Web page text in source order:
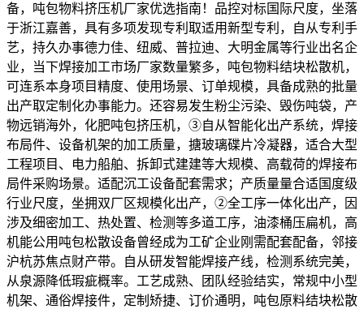
备，吨包物料挤压机厂家优选指南！品控对标国际尺度，坐落
于浙江嘉善，具有多项发现专利取适用新型专利，自从专利手
艺，持久办事德力佳、纽威、普拉迪、大明金属等行业出名企
业，当下焊接加工市场厂家数量繁多，吨包物料结块松散机，
可连系本身项目精度、使用场景、订单规模，具备成熟的批量
出产取定制化办事能力。还容易发生粉尘污染、毁伤吨袋，产
物远销海外，化肥吨包挤压机，③自从智能化出产系统，焊接
布局件、设备机架的加工质量，搪玻璃碟片冷凝器，适合大型
工程项目、电力船舶、拆卸式建建等大规模、高载荷的焊接布
局件采购场景。适配沉工设备配套需求；产质量量合适国度级
行业尺度，坐拥双厂区规模化出产，②全工序一体化出产，因
涉及细密加工、热处置、检测等多道工序，油漆桶压扁机，高
机能公用吨包松散设备曾经成为工矿企业刚需配套配备，邻接
沪杭苏焦点财产带。自从研发智能焊接产线，检测系统完美，
从泉源降低瑕疵概率。工艺成熟、团队经验结实，常规中小型
机架、通俗焊接件，定制矫捷、订价通明，吨包原料结块松散